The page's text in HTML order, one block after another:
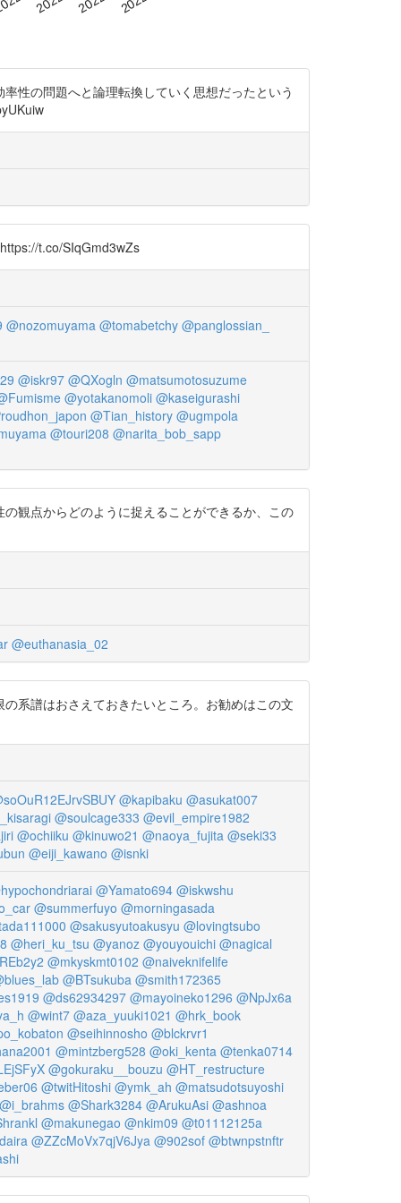
性の問題へと論理転換していく思想だったという
t.co/SIqGmd3wZs
@nozomuyama @tomabetchy @panglossian_
@iskr97 @QXogln @matsumotosuzume
@yotakanomoli @kaseigurashi
@Tian_history @ugmpola
@touri208 @narita_bob_sapp
観点からどのように捉えることができるか、この
@euthanasia_02
系譜はおさえておきたいところ。お勧めはこの文
@kapibaku @asukat007
@soulcage333 @evil_empire1982
@ochiiku @kinuwo21 @naoya_fujita @seki33
@eiji_kawano @isnki
@Yamato694 @iskwshu
@summerfuyo @morningasada
@sakusyutoakusyu @lovingtsubo
@heri_ku_tsu @yanoz @youyouichi @nagical
@mkyskmt0102 @naiveknifelife
@BTsukuba @smith172365
@ds62934297 @mayoineko1296 @NpJx6a
@wint7 @aza_yuuki1021 @hrk_book
@seihinnosho @blckrvr1
@mintzberg528 @oki_kenta @tenka0714
@gokuraku__bouzu @HT_restructure
@twitHitoshi @ymk_ah @matsudotsuyoshi
@i_brahms @Shark3284 @ArukuAsi @ashnoa
@makunegao @nkim09 @t01112125a
@ZZcMoVx7qjV6Jya @902sof @btwnpstnftr